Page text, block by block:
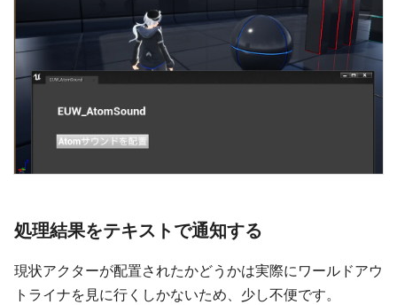
処理結果をテキストで通知する
現状アクターが配置されたかどうかは実際にワールドアウ
トライナを見に行くしかないため、少し不便です。